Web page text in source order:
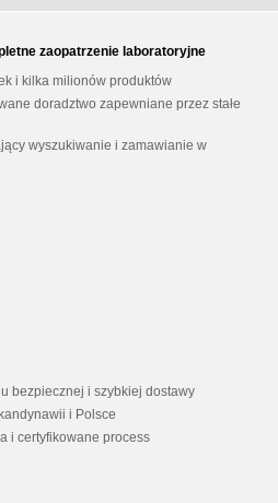
zaopatrzenie laboratoryjne
i kilka milionów produktów
doradztwo zapewniane przez stałe
wyszukiwanie i zamawianie w
bezpiecznej i szybkiej dostawy
i Polsce
i certyfikowane process